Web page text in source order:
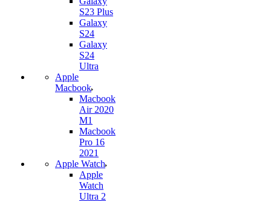
S23 Plus
Galaxy
S24
Galaxy
S24
Ultra
Apple
Macbook
Macbook
Air 2020
M1
Macbook
Pro 16
2021
Apple Watch
Apple
Watch
Ultra 2